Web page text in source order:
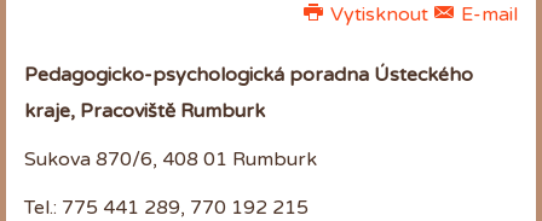
E-mail
Vytisknout
Pedagogicko-psychologická poradna Ústeckého
kraje, Pracoviště Rumburk
Sukova 870/6, 408 01 Rumburk
Tel.: 775 441 289, 770 192 215